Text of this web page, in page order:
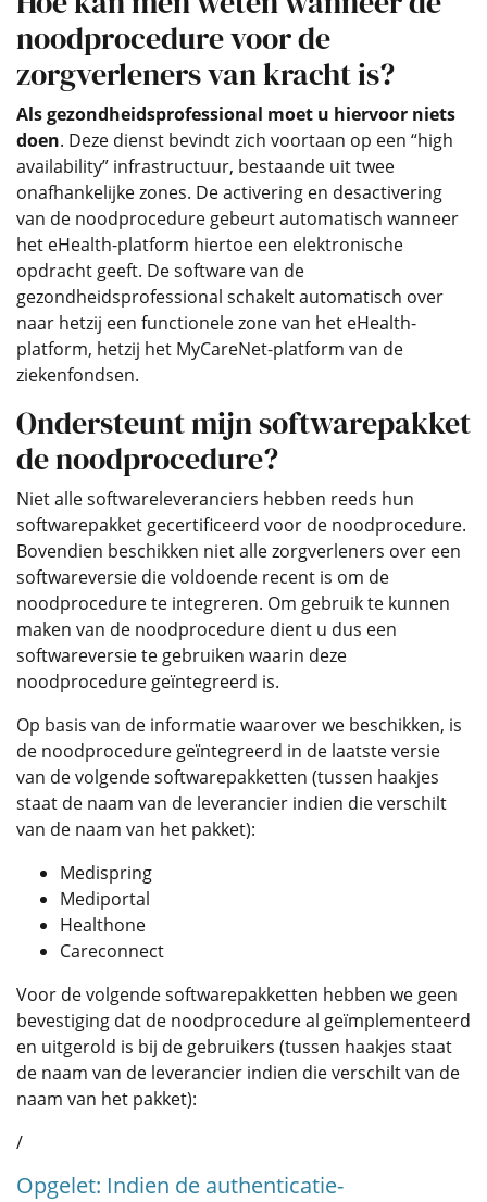
noodprocedure voor de
zorgverleners van kracht is?
Als gezondheidsprofessional moet u hiervoor niets
doen. Deze dienst bevindt zich voortaan op een “high
availability” infrastructuur, bestaande uit twee
onafhankelijke zones. De activering en desactivering
van de noodprocedure gebeurt automatisch wanneer
het eHealth-platform hiertoe een elektronische
opdracht geeft. De software van de
gezondheidsprofessional schakelt automatisch over
naar hetzij een functionele zone van het eHealth-
platform, hetzij het MyCareNet-platform van de
ziekenfondsen.
Ondersteunt mijn softwarepakket
de noodprocedure?
Niet alle softwareleveranciers hebben reeds hun
softwarepakket gecertificeerd voor de noodprocedure.
Bovendien beschikken niet alle zorgverleners over een
softwareversie die voldoende recent is om de
noodprocedure te integreren. Om gebruik te kunnen
maken van de noodprocedure dient u dus een
softwareversie te gebruiken waarin deze
noodprocedure geïntegreerd is.
Op basis van de informatie waarover we beschikken, is
de noodprocedure geïntegreerd in de laatste versie
van de volgende softwarepakketten (tussen haakjes
staat de naam van de leverancier indien die verschilt
van de naam van het pakket):
Medispring
Mediportal
Healthone
Careconnect
Voor de volgende softwarepakketten hebben we geen
bevestiging dat de noodprocedure al geïmplementeerd
en uitgerold is bij de gebruikers (tussen haakjes staat
de naam van de leverancier indien die verschilt van de
naam van het pakket):
/
Opgelet: Indien de authenticatie-